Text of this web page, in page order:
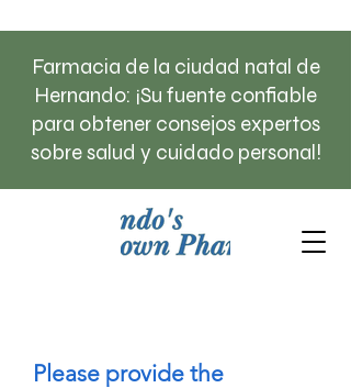
Farmacia de la ciudad natal de
Hernando: ¡Su fuente confiable
para obtener consejos expertos
sobre salud y cuidado personal!
Please provide the